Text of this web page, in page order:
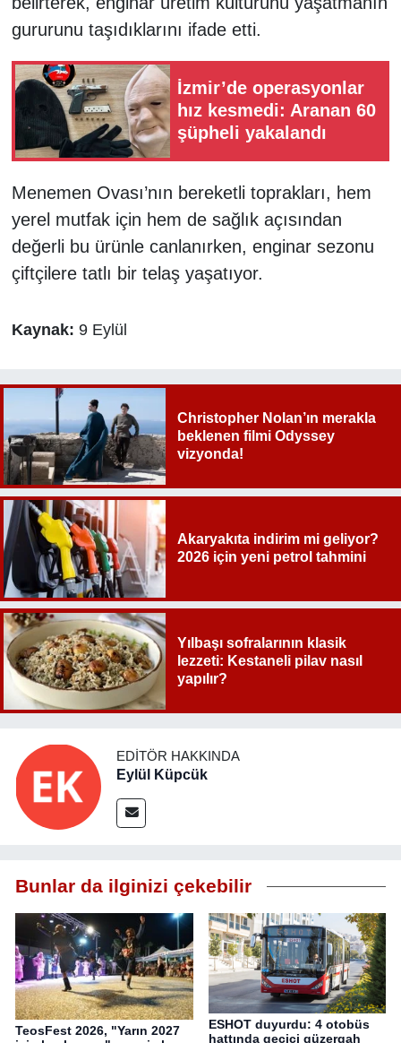
gururunu taşıdıklarını ifade etti.
İzmir’de operasyonlar
hız kesmedi: Aranan 60
şüpheli yakalandı
Menemen Ovası’nın bereketli toprakları, hem
yerel mutfak için hem de sağlık açısından
değerli bu ürünle canlanırken, enginar sezonu
çiftçilere tatlı bir telaş yaşatıyor.
Kaynak: 9 Eylül
Christopher Nolan’ın merakla
beklenen filmi Odyssey
vizyonda!
Akaryakıta indirim mi geliyor?
2026 için yeni petrol tahmini
Yılbaşı sofralarının klasik
lezzeti: Kestaneli pilav nasıl
yapılır?
EDITÖR HAKKINDA
Eylül Küpcük
Bunlar da ilginizi çekebilir
TeosFest 2026, "Yarın 2027
ESHOT duyurdu: 4 otobüs
hattında geçici güzergah